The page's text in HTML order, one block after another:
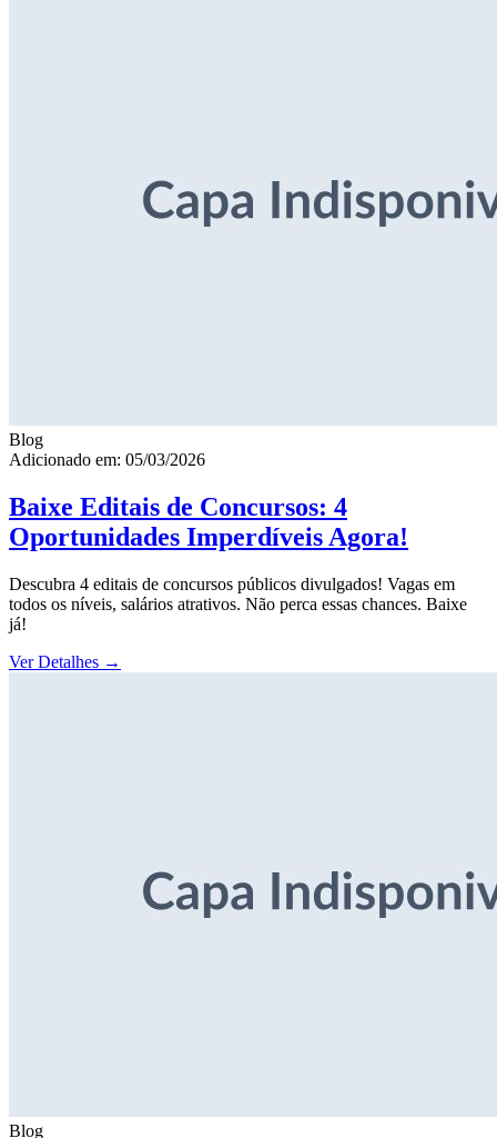
Blog
Adicionado em: 05/03/2026
Baixe Editais de Concursos: 4
Oportunidades Imperdíveis Agora!
Descubra 4 editais de concursos públicos divulgados! Vagas em
todos os níveis, salários atrativos. Não perca essas chances. Baixe
já!
Ver Detalhes →
Blog